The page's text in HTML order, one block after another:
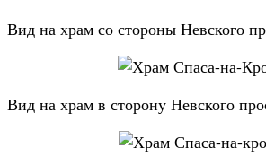
Вид на храм со стороны Невского
Вид на храм в сторону Невского